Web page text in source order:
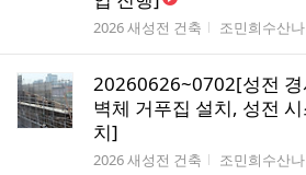
게시판명
2026 새성전 건축 작성자
조민희수산나
20260626~0702[성전 경
벽체 거푸집 설치, 성전
치]
게시판명
2026 새성전 건축 작성자
조민희수산나